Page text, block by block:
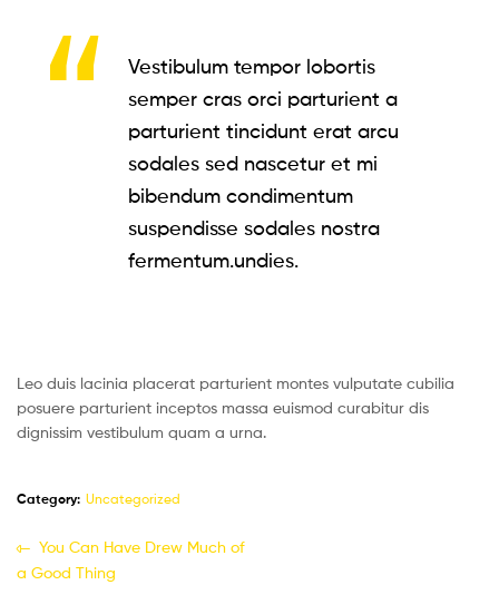
Vestibulum tempor lobortis
semper cras orci parturient a
parturient tincidunt erat arcu
sodales sed nascetur et mi
bibendum condimentum
suspendisse sodales nostra
fermentum.undies.
Leo duis lacinia placerat parturient montes vulputate cubilia
posuere parturient inceptos massa euismod curabitur dis
dignissim vestibulum quam a urna.
Category: Uncategorized
You Can Have Drew Much of
a Good Thing